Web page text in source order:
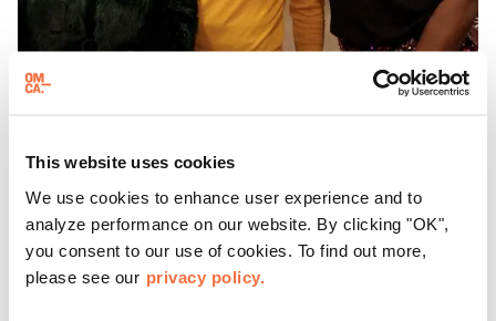
This website uses cookies
We use cookies to enhance user experience and to
analyze performance on our website. By clicking "OK",
you consent to our use of cookies. To find out more,
please see our privacy policy.
HORARIO DE TARDE
Disfruta de ThursDates en el OMCA: tu cita semanal en el
museo, llena de cócteles, cultura y ambiente. Relájate en
el Town Fare Cafe, del chef Michele McQueen, donde
podrás disfrutar de bebidas y aperitivos con música de
Más información